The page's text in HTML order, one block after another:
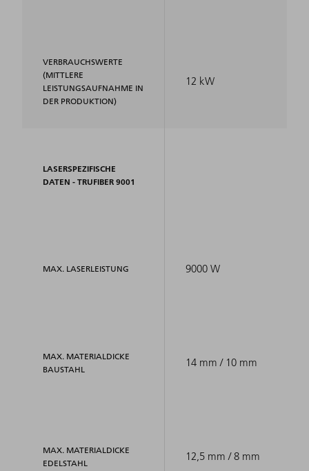
VERBRAUCHSWERTE
(MITTLERE
LEISTUNGSAUFNAHME IN
DER PRODUKTION)
LASERSPEZIFISCHE
DATEN - TRUFIBER 9001
MAX. LASERLEISTUNG
MAX. MATERIALDICKE
BAUSTAHL
MAX. MATERIALDICKE
EDELSTAHL
12 kW
9000 W
14 mm / 10 mm
12,5 mm / 8 mm